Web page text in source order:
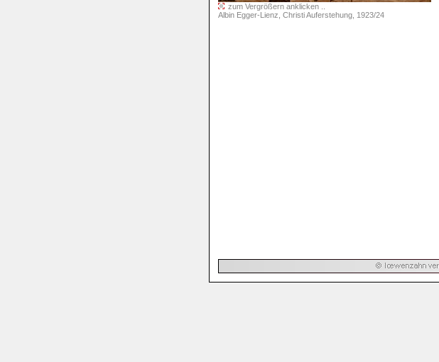
zum Vergrößern anklicken ..
Albin Egger-Lienz, Christi Auferstehung, 1923/24